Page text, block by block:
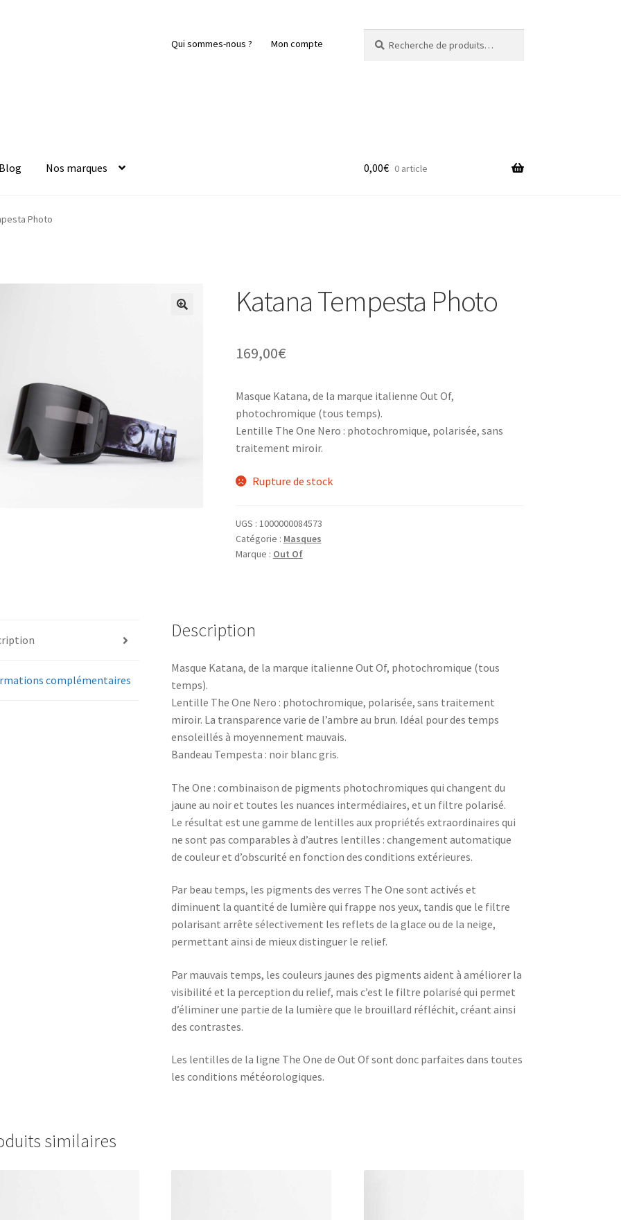
Qui sommes-nous ? Mon compte
pour :
Nos marques 0,00€ 0 article
Photo
Katana Tempesta Photo
169,00€
Masque Katana, de la marque italienne Out Of,
photochromique (tous temps).
Lentille The One Nero : photochromique, polarisée, sans
traitement miroir.
Rupture de stock
UGS : 1000000084573
Catégorie : Masques
Marque : Out Of
complémentaires
Description
Masque Katana, de la marque italienne Out Of, photochromique (tous
temps).
Lentille The One Nero : photochromique, polarisée, sans traitement
miroir. La transparence varie de l’ambre au brun. Idéal pour des temps
ensoleillés à moyennement mauvais.
Bandeau Tempesta : noir blanc gris.
The One : combinaison de pigments photochromiques qui changent du
jaune au noir et toutes les nuances intermédiaires, et un filtre polarisé.
Le résultat est une gamme de lentilles aux propriétés extraordinaires qui
ne sont pas comparables à d’autres lentilles : changement automatique
de couleur et d’obscurité en fonction des conditions extérieures.
Par beau temps, les pigments des verres The One sont activés et
diminuent la quantité de lumière qui frappe nos yeux, tandis que le filtre
polarisant arrête sélectivement les reflets de la glace ou de la neige,
permettant ainsi de mieux distinguer le relief.
Par mauvais temps, les couleurs jaunes des pigments aident à améliorer la
visibilité et la perception du relief, mais c’est le filtre polarisé qui permet
d’éliminer une partie de la lumière que le brouillard réfléchit, créant ainsi
des contrastes.
Les lentilles de la ligne The One de Out Of sont donc parfaites dans toutes
les conditions météorologiques.
similaires